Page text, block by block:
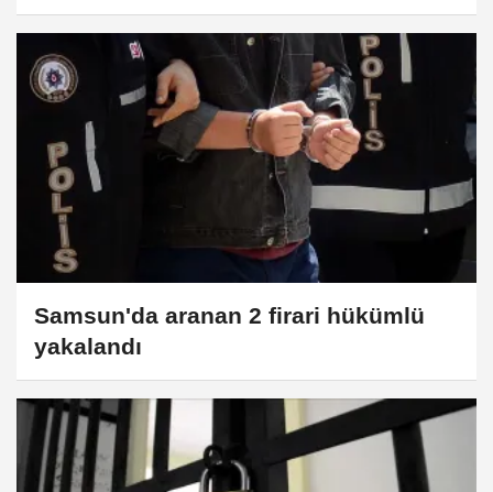
Samsun'da aranan 2 firari hükümlü
yakalandı